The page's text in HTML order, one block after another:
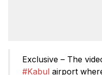
Exclusive – The
#Kabul airport